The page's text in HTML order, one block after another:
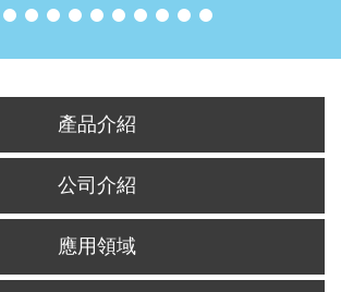
產品介紹
公司介紹
應用領域